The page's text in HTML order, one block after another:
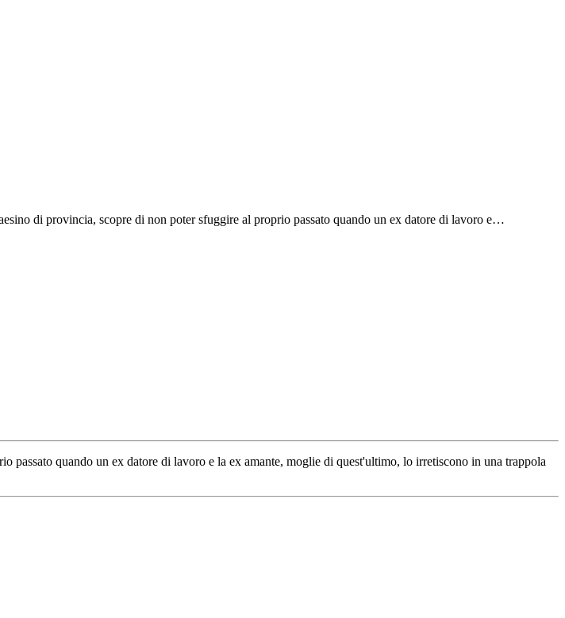
di provincia, scopre di non poter sfuggire al proprio passato quando un ex datore di lavoro e…
quando un ex datore di lavoro e la ex amante, moglie di quest'ultimo, lo irretiscono in una trappola